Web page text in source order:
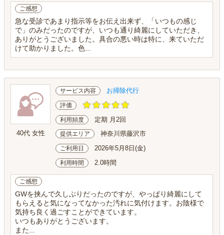
ご感想
急な受診であまり指示等をお伝え出来ず、「いつもの感じ
で」のみだったのですが、いつも通り綺麗にしていただき、
ありがとうございました。具合の悪い時は特に、来ていただ
けて助かりました。色...
40代 女性
サービス内容 お掃除代行
評価
利用頻度 定期 月2回
提供エリア 神奈川県藤沢市
ご利用日 2026年5月8日(金)
利用時間 2.0時間
ご感想
GWを挟んで久しぶりだったのですが、やっぱり綺麗にして
もらえると気になってなかった汚れに気付けます。お陰様で
気持ち良く過ごすことができています。
いつもありがとうございます。
また...